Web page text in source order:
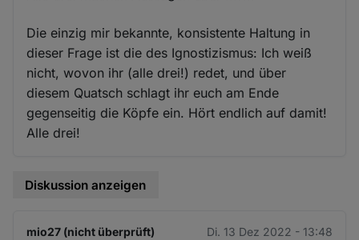
Die einzig mir bekannte, konsistente Haltung in
dieser Frage ist die des Ignostizismus: Ich weiß
nicht, wovon ihr (alle drei!) redet, und über
diesem Quatsch schlagt ihr euch am Ende
gegenseitig die Köpfe ein. Hört endlich auf damit!
Alle drei!
Diskussion anzeigen
mio27 (nicht überprüft) Di. 13 Dez 2022 - 13:48